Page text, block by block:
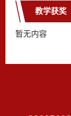
教学获奖
暂无内容